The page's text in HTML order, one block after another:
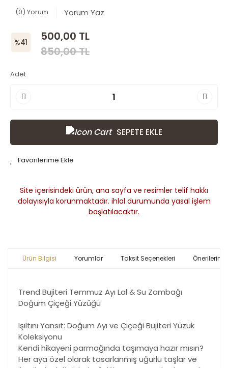
(0) Yorum Yorum Yaz
%41
500,00 TL
850,00 TL
Adet
SEPETE EKLE
Site içerisindeki ürün, ana sayfa ve resimler telif hakkı
dolayısıyla korunmaktadır. ihlal durumunda yasal işlem
başlatılacaktır.
Ürün Bilgisi Yorumlar Taksit Seçenekleri Önerileriniz
Trend Bujiteri Temmuz Ayı Lal & Su Zambağı
Doğum Çiçeği Yüzüğü
Işıltını Yansıt: Doğum Ayı ve Çiçeği Bujiteri Yüzük
Koleksiyonu
Kendi hikayeni parmağında taşımaya hazır mısın?
Her aya özel olarak tasarlanmış uğurlu taşlar ve